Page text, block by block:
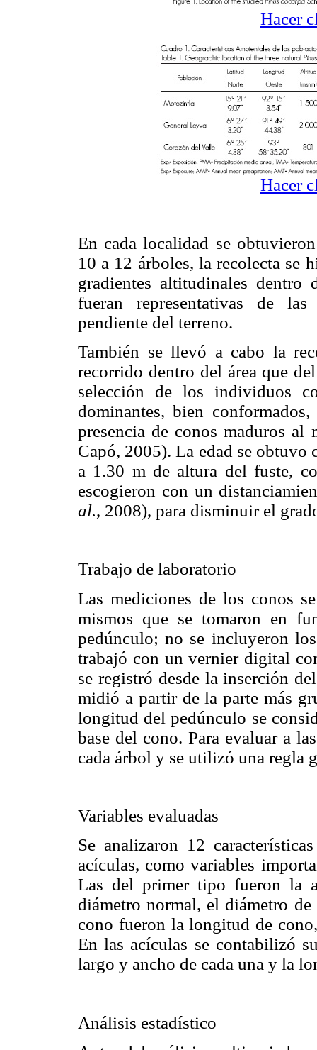
Hacer
Hacer
En cada localidad se
10 a 12 árboles, la recolecta se
gradientes altitudinales dentro
fueran representativas de
pendiente del terreno.
También se llevó a cabo la
recorrido dentro del área que
selección de los individuos
dominantes, bien
presencia de conos maduros
Capó, 2005). La edad se
a 1.30 m de altura del fuste,
escogieron con un
al., 2008), para disminuir el
Trabajo de laboratorio
Las mediciones de los conos
mismos que se tomaron en
pedúnculo; no se incluyeron
trabajó con un vernier digital
se registró desde la inserción
midió a partir de la parte más
longitud del pedúnculo se
base del cono. Para evaluar a
cada árbol y se utilizó una regla
Variables evaluadas
Se analizaron 12
acículas, como variables
Las del primer tipo fueron la
diámetro normal, el diámetro
cono fueron la longitud de
En las acículas se contabilizó
largo y ancho de cada una y la
Análisis estadístico